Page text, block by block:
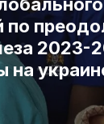
по
2023-
на